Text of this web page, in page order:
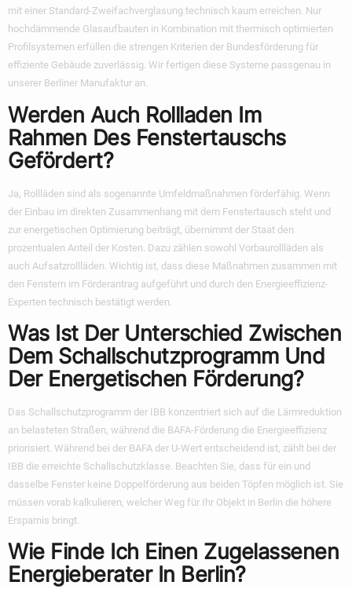
mit einer Standard-Zweifachverglasung technisch kaum erreichen. Nur
hochdämmende Glasaufbauten in Kombination mit thermisch optimierten
Profilsystemen erfüllen die strengen Kriterien der Bundesförderung für
effiziente Gebäude zuverlässig. Wir fertigen diese Systeme passgenau in
unserer Berliner Manufaktur an.
Werden Auch Rollladen Im
Rahmen Des Fenstertauschs
Gefördert?
Ja, Rollläden sind als sogenannte Umfeldmaßnahmen förderfähig. Wenn
der Einbau im direkten Zusammenhang mit dem Fenstertausch steht und
zur energetischen Optimierung beiträgt, übernimmt der Staat den
prozentualen Anteil der Kosten. Dazu zählen sowohl Vorbaurollläden als
auch Aufsatzrollläden. Wichtig ist, dass diese Maßnahmen zusammen mit
den Fenstern im Förderantrag aufgeführt und durch den Energieeffizienz-
Experten technisch bestätigt werden.
Was Ist Der Unterschied Zwischen
Dem Schallschutzprogramm Und
Der Energetischen Förderung?
Das Schallschutzprogramm der IBB konzentriert sich auf die Lärmreduktion
an belasteten Straßen, während die BAFA-Förderung die Energieeffizienz
priorisiert. Während bei der BAFA der U-Wert entscheidend ist, zählt bei der
IBB die erreichte Schallschutzklasse. Beachten Sie, dass für ein und
dasselbe Fenster keine Doppelförderung aus beiden Töpfen möglich ist. Sie
müssen vorab kalkulieren, welcher Weg für Ihr Objekt in Berlin die höhere
Ersparnis bringt.
Wie Finde Ich Einen Zugelassenen
Energieberater In Berlin?